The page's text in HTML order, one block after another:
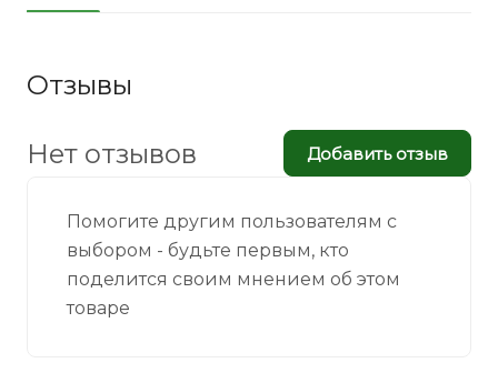
Отзывы
Помогите другим пользователям с
выбором - будьте первым, кто
поделится своим мнением об этом
товаре
Нет отзывов Добавить отзыв